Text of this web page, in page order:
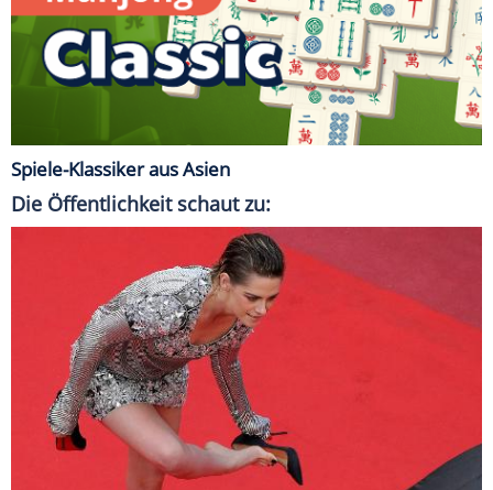
Spiele-Klassiker aus Asien
Die Öffentlichkeit schaut zu: